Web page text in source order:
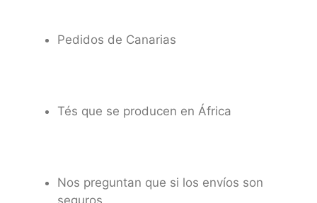
Pedidos de Canarias
Tés que se producen en África
Nos preguntan que si los envíos son
seguros